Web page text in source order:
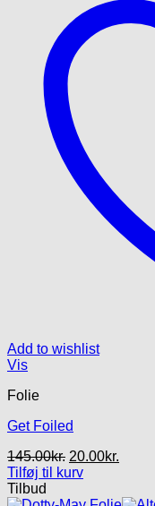
Add to wishlist
Vis
Folie
Get Foiled
145.00kr. Den
oprindelige
20.00kr.
Tilføj til kurv
Tilbud